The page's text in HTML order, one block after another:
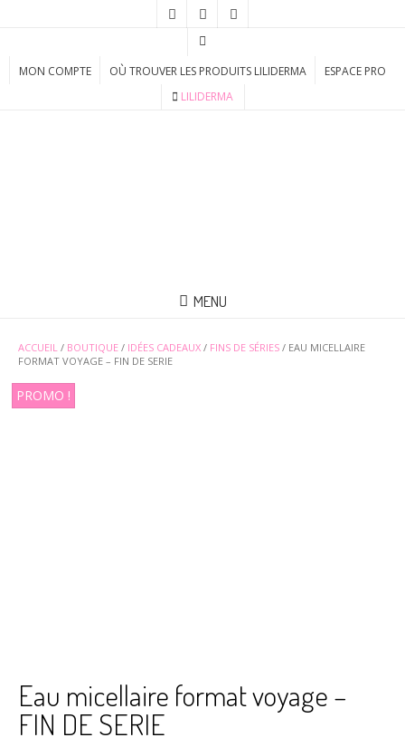
MON COMPTE OÙ TROUVER LES PRODUITS LILIDERMA
ESPACE PRO
LILIDERMA
MENU
ACCUEIL / BOUTIQUE / IDÉES CADEAUX / FINS DE SÉRIES / EAU MICELLAIRE
FORMAT VOYAGE – FIN DE SERIE
PROMO !
Eau micellaire format voyage –
FIN DE SERIE